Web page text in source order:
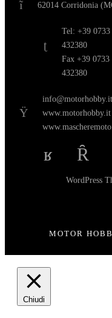
62014 Corridonia
Tel: +39 0733
432380
Fax +39 0733
432380
info@motorhobby.it
www.motorhobby.it
WordPress
MOTOR
Chiudi